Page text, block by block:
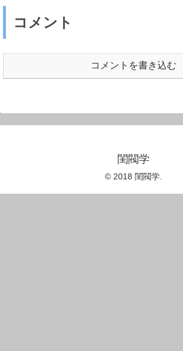
コメント
コメントを書き込む
閨閥学
© 2018 閨閥学.